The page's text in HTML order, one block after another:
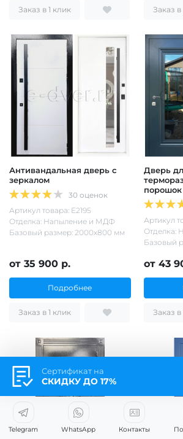
Заказ в 1 клик
Антивандальная дверь с
зеркалом
30 оценок
Артикул товара: Е2195
Отделка: Напыление и МДФ
Базовый размер: 2000х800 мм
от 35 900 р.
Подробнее
Заказ в 1 клик
Дверь
порошок
Артикул
Отделка:
Базовый
от 43
Сертификат на
СКИДКУ ДО 17%
Telegram WhatsApp Контакты